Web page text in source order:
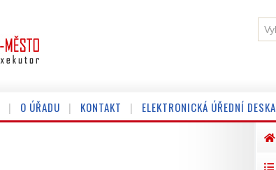
O ÚŘADU KONTAKT ELEKTRONICKÁ ÚŘEDNÍ DESKA